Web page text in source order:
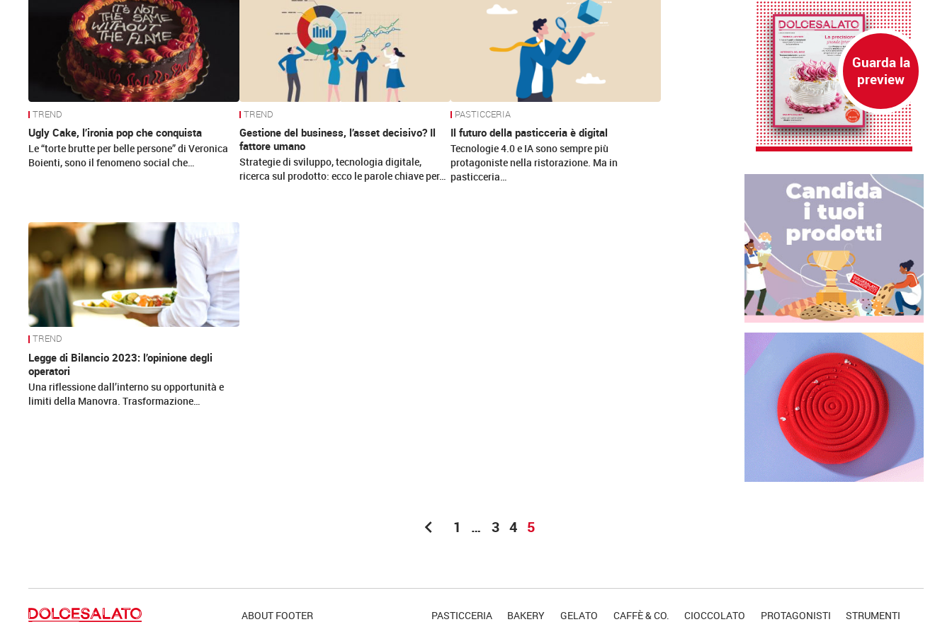
TREND
Ugly Cake, l’ironia pop che conquista
Le “torte brutte per belle persone” di Veronica
Boienti, sono il fenomeno social che…
TREND
Gestione del business, l’asset decisivo? Il
fattore umano
Strategie di sviluppo, tecnologia digitale,
ricerca sul prodotto: ecco le parole chiave per…
PASTICCERIA
Il futuro della pasticceria è digital
Tecnologie 4.0 e IA sono sempre più
protagoniste nella ristorazione. Ma in
pasticceria…
TREND
Legge di Bilancio 2023: l’opinione degli
operatori
Una riflessione dall’interno su opportunità e
limiti della Manovra. Trasformazione…
chevron_left 1 … 3 4 5
ABOUT FOOTER PASTICCERIA BAKERY GELATO CAFFÈ & CO. CIOCCOLATO PROTAGONISTI STRUMENTI